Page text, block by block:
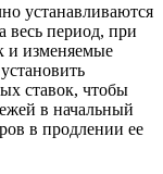
устанавливаются
весь период, при
и изменяемые
ставок, чтобы
в начальный
в продлении ее